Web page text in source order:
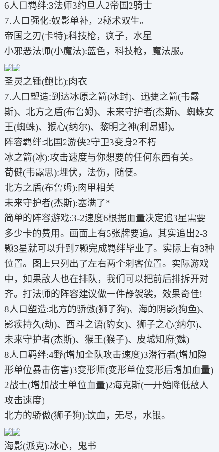
6人口羁绊:3法师3约旦人2帝国2骑士
7.人口强化:奴影单补，2秘术双生。
帝国之刃(卡特):科技枪，疯子，水星
小邪恶法师(小魔法):蓝色，科技枪，魔法服。
圣灵之锤(鲍比):肉衣
7.人口塑造:到达冰原之箭(冰封)、迅捷之箭(韦露
斯)、北方之盾(布鲁姆)、未来守护者(杰斯)、蜘蛛女
王(蜘蛛)、猴心(纳尔)、黎明之神(利昂娜)。
阵容羁绊:北国2游侠2守卫3变身2不朽
冰之箭(冰):攻击速度与你想要的任何东西有关。
荀健(韦露思):埋伏，法伤，随便。
北方之盾(布鲁姆):肉甲相关
未来守护者(杰斯):塞满了*
简单的阵容游戏:3-2速度6根据血量决定追3星需要
多少卡的费用。画面上有5张牌要追。其实追出2-3
颗3星就可以升到7颗完成羁绊毕业了。实际上有3种
位置。图上只列出了左右两个刺客位置。实际游戏
中，如果敌人也在排队，我们可以把前后排拆开对
齐。打法师的阵容建议做一件静袈裟，效果奇佳!
8人口塑造:北方的骄傲(狮子狗)、海的阴影(狗鱼)、
影疾持久(劫)、西斗之语(豹女)、狮子之心(纳尔)、
未来守护者(杰斯)、猴王(猴子)、皮城知府(魏)
8人口羁绊:4野(增加全队攻击速度)3潜行者(增加隐
形单位暴击伤害)3变形师(变形单位变形后增加血量)
2战士(增加战士单位血量)2海克斯(一开始降低敌人
攻击速度)
北方的骄傲(狮子狗):饮血，无尽，水银。
海影(派克):冰心，鬼书